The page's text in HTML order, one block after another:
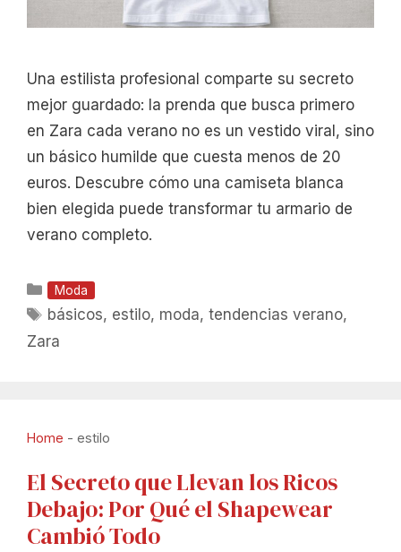
Una estilista profesional comparte su secreto
mejor guardado: la prenda que busca primero
en Zara cada verano no es un vestido viral, sino
un básico humilde que cuesta menos de 20
euros. Descubre cómo una camiseta blanca
bien elegida puede transformar tu armario de
verano completo.
Categorías
Moda
Etiquetas
básicos, estilo, moda,tendencias verano,
Zara
Home - estilo
El Secreto que Llevan los Ricos
Debajo: Por Qué el Shapewear
Cambió Todo